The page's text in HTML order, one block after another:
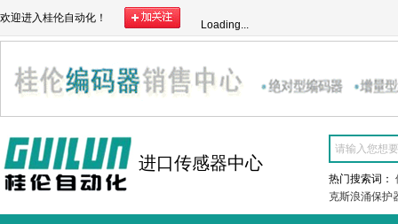
欢迎进入桂伦自动化！
Loading...
进口传感器中心
热门搜索词：
克斯浪涌保护